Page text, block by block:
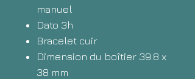
manuel
Dato 3h
Bracelet cuir
Dimension du boîtier 39.8 x
38 mm